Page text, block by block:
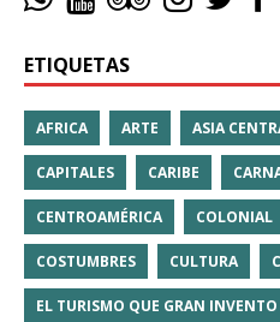
ETIQUETAS
AFRICA ARTE ASIA
CAPITALES CARIBE
CENTROAMÉRICA COLONIAL
COSTUMBRES CULTURA
EL TURISMO QUE GRAN INVENTO